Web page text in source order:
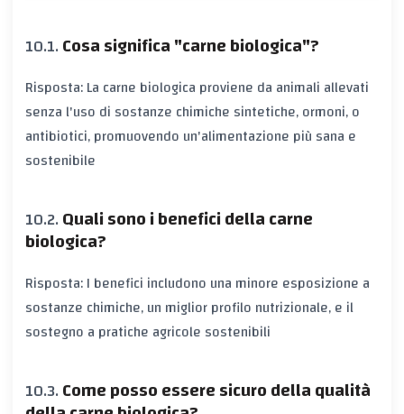
Cosa significa "carne biologica"?
Risposta: La carne biologica proviene da animali allevati
senza l'uso di sostanze chimiche sintetiche, ormoni, o
antibiotici, promuovendo un'alimentazione più sana e
sostenibile
Quali sono i benefici della carne
biologica?
Risposta: I benefici includono una minore esposizione a
sostanze chimiche, un miglior profilo nutrizionale, e il
sostegno a pratiche agricole sostenibili
Come posso essere sicuro della qualità